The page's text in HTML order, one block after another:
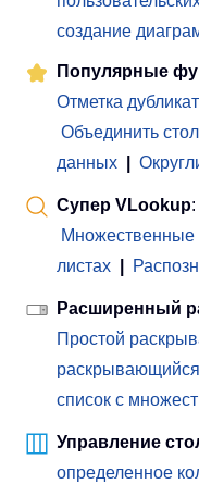
создание
Популярные
Отметка
Объединить
данных
Супер VLookup:
Множественные
листах
Расширенный
Простой
список с
Управление
определенное